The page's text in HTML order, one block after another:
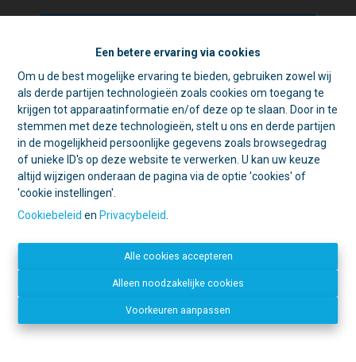
Een betere ervaring via cookies
Om u de best mogelijke ervaring te bieden, gebruiken zowel wij
als derde partijen technologieën zoals cookies om toegang te
krijgen tot apparaatinformatie en/of deze op te slaan. Door in te
stemmen met deze technologieën, stelt u ons en derde partijen
in de mogelijkheid persoonlijke gegevens zoals browsegedrag
of unieke ID's op deze website te verwerken. U kan uw keuze
altijd wijzigen onderaan de pagina via de optie 'cookies' of
'cookie instellingen'.
Cookiebeleid en Privacybeleid
Alle cookies accepteren
Alleen noodzakelijke cookies
Voorkeuren aanpassen
Contacteer ons
IMMO LACHAT
Mechelsestraat 20
1840 Londerzeel
info@immolachat.be
☀️ Achter elke gesloten deur schuilt
een goede reden. 🏡
Tijdens de zomer zijn we vaak op pad
voor schattingen en bezichtigingen.
Daarom is ons kantoor in de namiddag
voornamelijk geopend op afspraak.
Open deur?
helpen u graag verder!
waarschijnlijk ergens anders een deur
aan het openen. 😉
Bedankt voor uw begrip en graag tot